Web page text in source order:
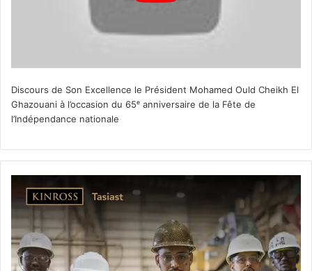
Discours de Son Excellence le Président Mohamed Ould Cheikh El
Ghazouani à l’occasion du 65ᵉ anniversaire de la Fête de
l’Indépendance nationale